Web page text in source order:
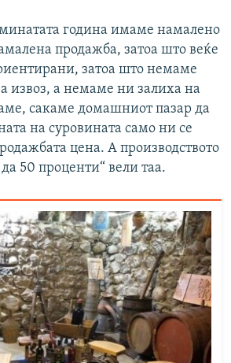
година имаме намалено
продажба, затоа што веќе
затоа што немаме
извоз, а немаме ни залиха на
сакаме домашниот пазар да
на суровината само ни се
цена. А производството
50 проценти“ вели таа.